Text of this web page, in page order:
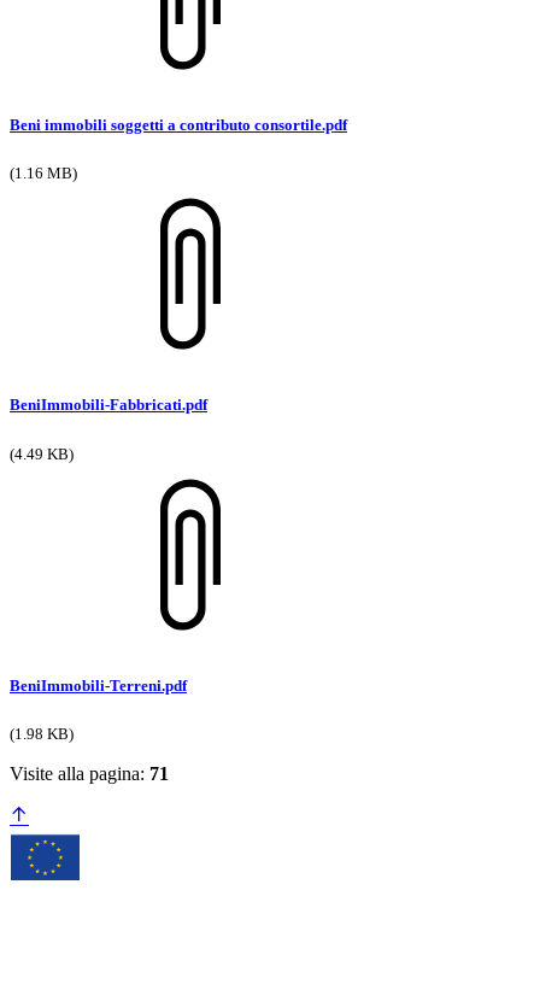
Beni immobili soggetti a contributo consortile.pdf
(1.16 MB)
BeniImmobili-Fabbricati.pdf
(4.49 KB)
BeniImmobili-Terreni.pdf
(1.98 KB)
Visite alla pagina: 71